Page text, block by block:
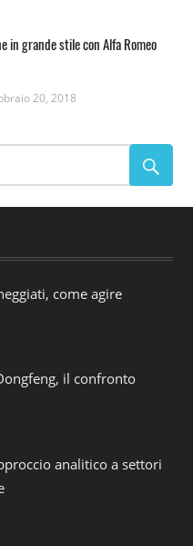
in grande stile con Alfa Romeo
20, 2018
come agire
il confronto
analitico a settori